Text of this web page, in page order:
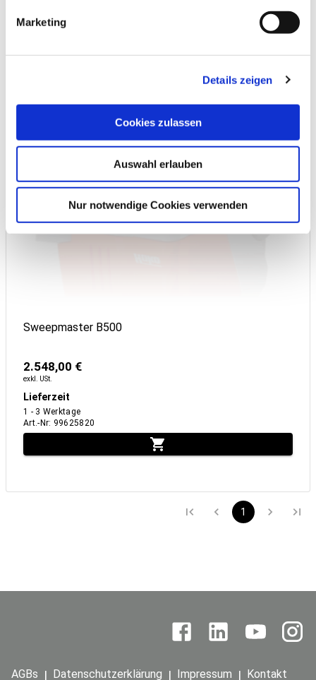
Marketing
Details zeigen
Cookies zulassen
Auswahl erlauben
Nur notwendige Cookies verwenden
Sweepmaster B500
2.548,00 €
exkl. USt.
Lieferzeit
1 - 3 Werktage
Art.-Nr: 99625820
1
AGBs | Datenschutzerklärung | Impressum | Kontakt